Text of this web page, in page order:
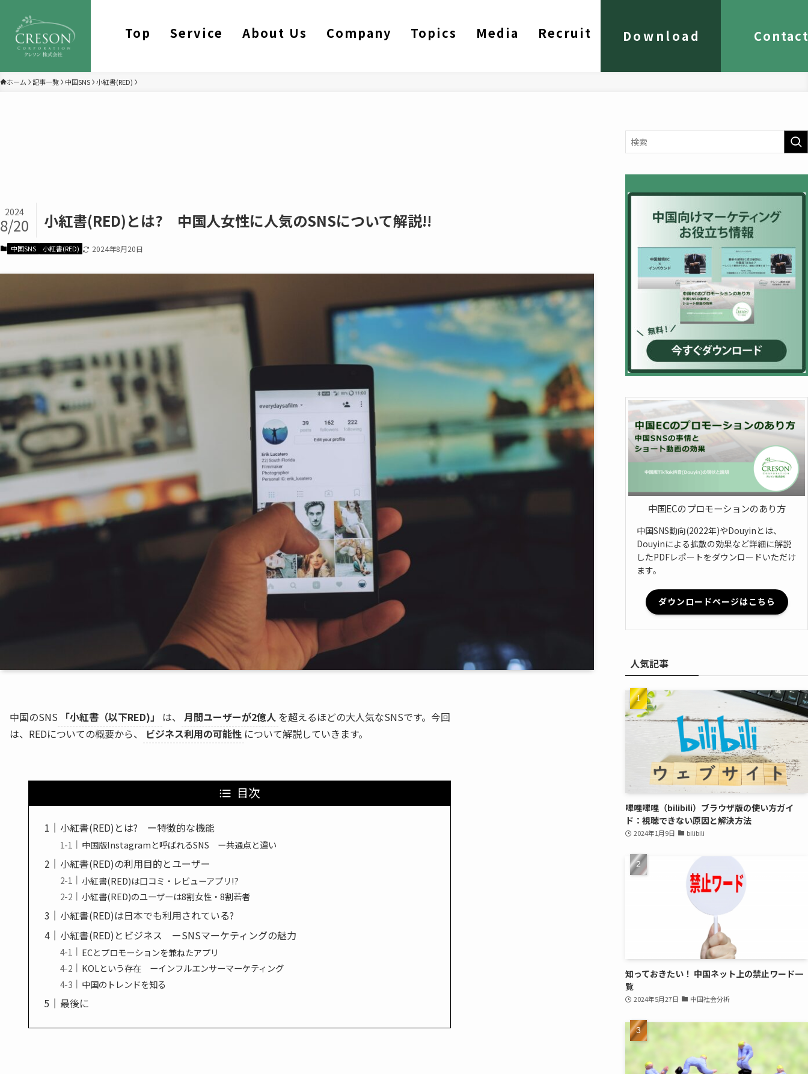
Top Service About Us Company Topics Media Recruit Download
ホーム 記事一覧 中国SNS 小紅書(RED)
小紅書(RED)とは? 中国人女性に人気のSNSについて解説!!
2024
8/20
中国SNS 小紅書(RED) 2024年8月20日
中国のSNS 「小紅書（以下RED)」 は、 月間ユーザーが2億人 を超えるほどの大人気なSNSです。今回
は、REDについての概要から、
ビジネス利用の可能性 について解説していきます。
目次
小紅書(RED)とは? ー特徴的な機能
中国版Instagramと呼ばれるSNS ー共通点と違い
小紅書(RED)の利用目的とユーザー
小紅書(RED)は口コミ・レビューアプリ!?
小紅書(RED)のユーザーは8割女性・8割若者
小紅書(RED)は日本でも利用されている?
小紅書(RED)とビジネス ーSNSマーケティングの魅力
ECとプロモーションを兼ねたアプリ
KOLという存在 ーインフルエンサーマーケティング
中国のトレンドを知る
最後に
中国ECのプロモーションのあり方
中国SNS動向(2022年)やDouyinとは、
Douyinによる拡散の効果など詳細に解説
したPDFレポートをダウンロードいただけ
ます。
ダウンロードページはこちら
人気記事
嗶哩嗶哩（bilibili）ブラウザ版の使い方ガイ
ド：視聴できない原因と解決方法
2024年1月9日 bilibili
知っておきたい！ 中国ネット上の禁止ワード一
覧
2024年5月27日 中国社会分析